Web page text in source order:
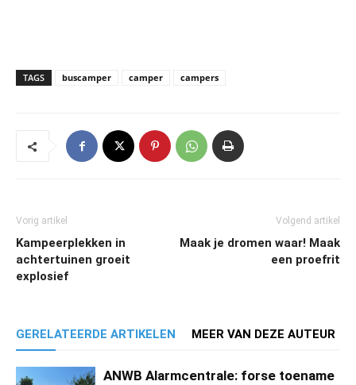
TAGS buscamper camper campers
Vorig artikel
Kampeerplekken in
achtertuinen groeit
explosief
Volgend artikel
Maak je dromen waar! Maak
een proefrit
GERELATEERDE ARTIKELEN MEER VAN DEZE AUTEUR
ANWB Alarmcentrale: forse toename